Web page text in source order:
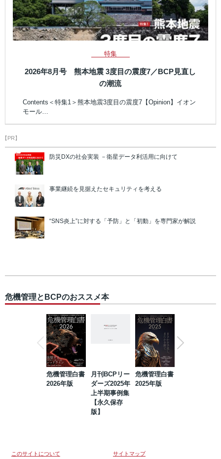
特集
2026年8月号 熊本地震 3度目の震度7／BCP見直し
の潮流
Contents＜特集1＞熊本地震3度目の震度7【Opinion】イオン
モール…
【PR】
防災DXの社会実装 －衛星データ利活用に向けて
事業継続を見据えたセキュリティを考える
“SNS炎上”に対する「予防」と「初動」を専門家が解説
危機管理とBCPのおススメ本
危機管理白書
2026年版
月刊BCPリー
ダーズ2025年
上半期事例集
【永久保存
版】
危機管理白書
2025年版
このサイトについて サイトマップ